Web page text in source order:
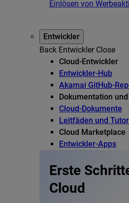
Einlösen von
Entwickler
Back Entwickler Close
Cloud-Entwickler
Entwickler-Hub
Akamai GitHub-
Dokumentation
Cloud-Dokumente
Leitfäden und
Cloud Marketplace
Entwickler-Apps
Erste
Cloud